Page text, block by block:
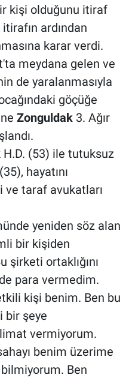
kişi olduğunu itiraf
ardından
karar verdi.
meydana gelen ve
de yaralanmasıyla
göçüğe
Zonguldak3. Ağır
(53) ile tutuksuz
hayatını
ve taraf avukatları
yeniden söz alan
bir kişiden
şirketi ortaklığını
para vermedim.
kişi benim. Ben bu
bir şeye
vermiyorum.
benim üzerime
bilmiyorum. Ben